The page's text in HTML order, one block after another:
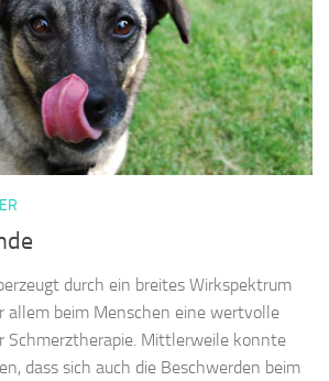
durch ein breites Wirkspektrum
allem beim Menschen eine wertvolle
Schmerztherapie. Mittlerweile konnte
dass sich auch die Beschwerden beim